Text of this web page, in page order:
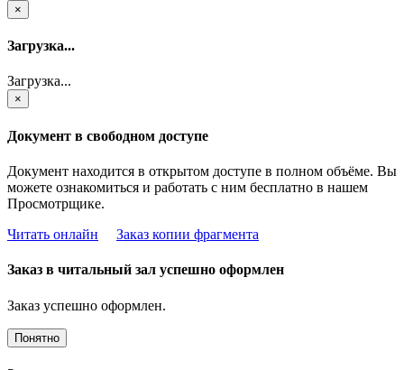
×
Загрузка...
Загрузка...
×
Документ в свободном доступе
Документ находится в открытом доступе в полном объёме. Вы
можете ознакомиться и работать с ним бесплатно в нашем
Просмотрщике.
Читать онлайн
Заказ копии фрагмента
Заказ в читальный зал успешно оформлен
Заказ успешно оформлен.
Понятно